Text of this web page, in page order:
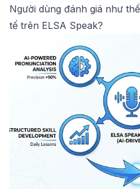
Người dùng đánh giá như
tế trên ELSA Speak?